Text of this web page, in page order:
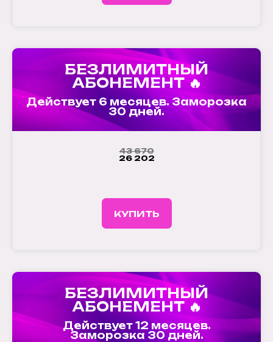
БЕЗЛИМИТНЫЙ
АБОНЕМЕНТ 🔥
Действует 6 месяцев. Заморозка
30 дней.
43 670
26 202
КУПИТЬ
БЕЗЛИМИТНЫЙ
АБОНЕМЕНТ 🔥
Действует 12 месяцев.
Заморозка 30 дней.